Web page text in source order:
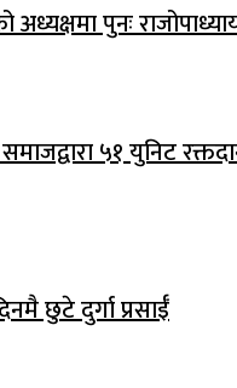
पुनः
५१ युनिट
छुटे दुर्गा प्रसाईँ